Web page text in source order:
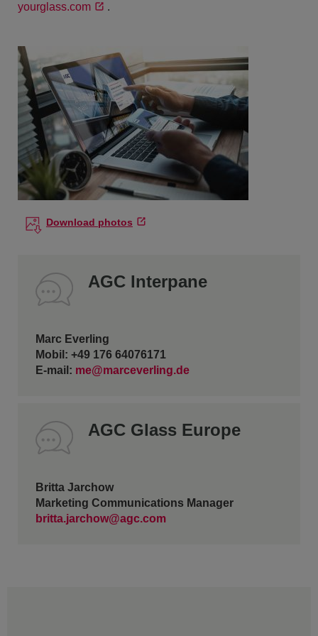
yourglass.com .
Download photos
AGC Interpane
Marc Everling
Mobil: +49 176 64076171
E-mail: me@marceverling.de
AGC Glass Europe
Britta Jarchow
Marketing Communications Manager
britta.jarchow@agc.com